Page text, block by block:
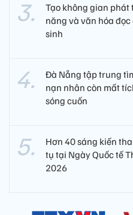
Tạo không gian phát
năng và văn hóa đọc
sinh
Đà Nẵng tập trung
nạn nhân còn mất
sóng cuốn
Hơn 40 sáng kiến
tụ tại Ngày Quốc tế
2026